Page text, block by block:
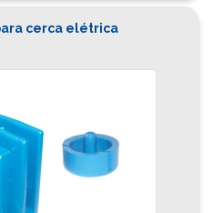
cerca elétrica